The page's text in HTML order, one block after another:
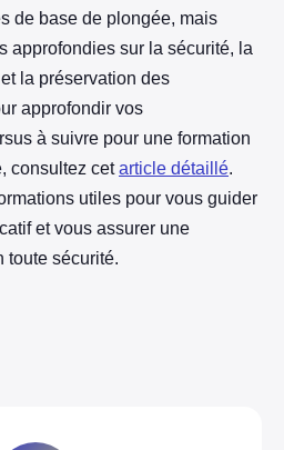
de base de plongée, mais
approfondies sur la sécurité, la
la préservation des
approfondir vos
à suivre pour une formation
consultez cetarticle détaillé.
utiles pour vous guider
et vous assurer une
toute sécurité.